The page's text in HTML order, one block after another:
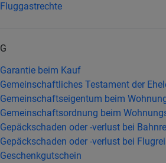
Fluggastrechte
G
Garantie beim Kauf
Gemeinschaftliches Testament der
Gemeinschaftseigentum beim
Gemeinschaftsordnung beim
Gepäckschaden oder -verlust bei
Gepäckschaden oder -verlust bei
Geschenkgutschein